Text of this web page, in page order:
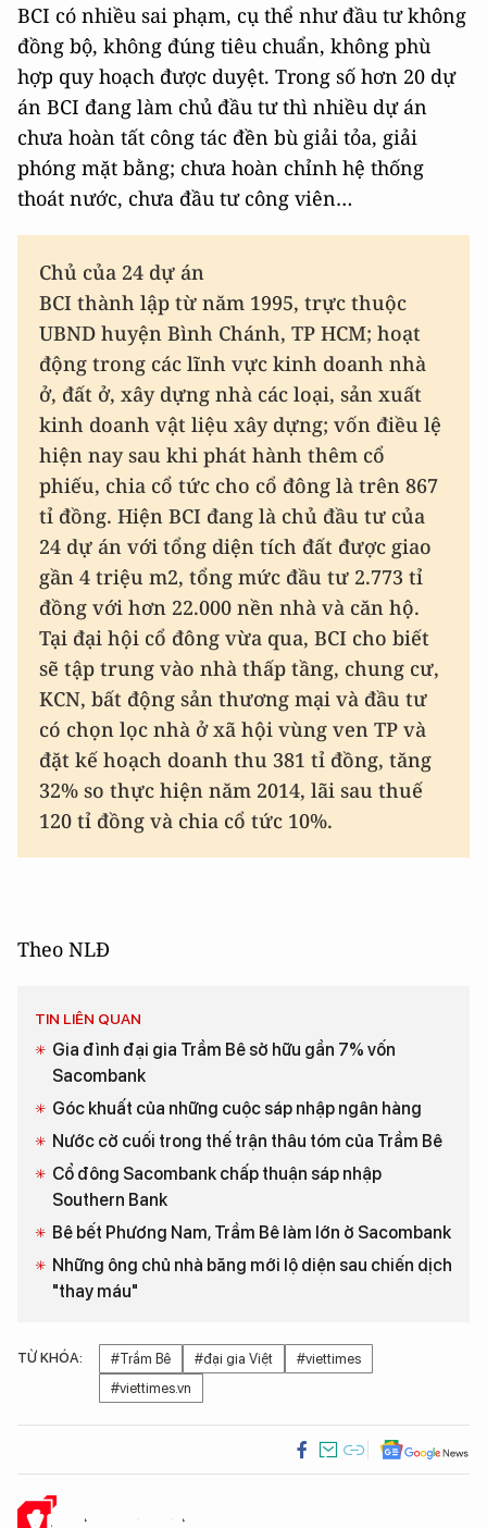
BCI có nhiều sai phạm, cụ thể như đầu tư không
đồng bộ, không đúng tiêu chuẩn, không phù
hợp quy hoạch được duyệt. Trong số hơn 20 dự
án BCI đang làm chủ đầu tư thì nhiều dự án
chưa hoàn tất công tác đền bù giải tỏa, giải
phóng mặt bằng; chưa hoàn chỉnh hệ thống
thoát nước, chưa đầu tư công viên…
Chủ của 24 dự án
BCI thành lập từ năm 1995, trực thuộc
UBND huyện Bình Chánh, TP HCM; hoạt
động trong các lĩnh vực kinh doanh nhà
ở, đất ở, xây dựng nhà các loại, sản xuất
kinh doanh vật liệu xây dựng; vốn điều lệ
hiện nay sau khi phát hành thêm cổ
phiếu, chia cổ tức cho cổ đông là trên 867
tỉ đồng. Hiện BCI đang là chủ đầu tư của
24 dự án với tổng diện tích đất được giao
gần 4 triệu m2, tổng mức đầu tư 2.773 tỉ
đồng với hơn 22.000 nền nhà và căn hộ.
Tại đại hội cổ đông vừa qua, BCI cho biết
sẽ tập trung vào nhà thấp tầng, chung cư,
KCN, bất động sản thương mại và đầu tư
có chọn lọc nhà ở xã hội vùng ven TP và
đặt kế hoạch doanh thu 381 tỉ đồng, tăng
32% so thực hiện năm 2014, lãi sau thuế
120 tỉ đồng và chia cổ tức 10%.
Theo NLĐ
TIN LIÊN QUAN
Gia đình đại gia Trầm Bê sở hữu gần 7% vốn
Sacombank
Góc khuất của những cuộc sáp nhập ngân hàng
Nước cờ cuối trong thế trận thâu tóm của Trầm Bê
Cổ đông Sacombank chấp thuận sáp nhập
Southern Bank
Bê bết Phương Nam, Trầm Bê làm lớn ở Sacombank
Những ông chủ nhà băng mới lộ diện sau chiến dịch
"thay máu"
TỪ KHÓA: #Trầm Bê #đại gia Việt
#viettimes
#viettimes.vn